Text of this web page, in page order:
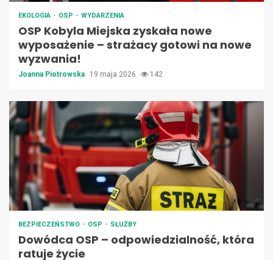
EKOLOGIA OSP WYDARZENIA
OSP Kobyla Miejska zyskała nowe
wyposażenie – strażacy gotowi na nowe
wyzwania!
Joanna Piotrowska 19 maja 2026 142
BEZPIECZEŃSTWO OSP SŁUŻBY
Dowódca OSP – odpowiedzialność, która
ratuje życie